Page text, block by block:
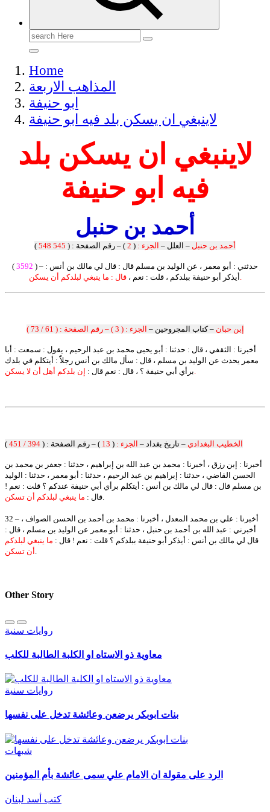
Search
for:
Home
المذاهب الاربعة
ابو حنيفة
لاينبغي ان يسكن بلد فيه ابو حنيفة
لاينبغي ان يسكن بلد
فيه ابو حنيفة
أحمد بن حنبل
أحمد بن حنبل – العلل – الجزء : (
2 ) – رقم الصفحة : ( 545
548
)
( 3592 ) – حدثني : أبو معمر ، عن الوليد بن مسلم قال : قال لي مالك بن أنس :
أيذكر أبو حنيفة ببلدكم ، قلت : نعم ،قال : ما ينبغي لبلدكم أن يسكن.
إبن حبان – كتاب المجروحين – الجزء : ( 3 ) – رقم الصفحة : ( 61 / 73 )
أخبرنا : الثقفي ، قال : حدثنا : أبو يحيى محمد بن عبد الرحيم ، يقول : سمعت : أبا
معمر يحدث عن الوليد بن مسلم ، قال : سأل مالك بن أنس رجلاًً : أيتكلم في بلدك
برأي أبي حنيفة ؟ ، قال : نعم قال :إن بلدكم أهل أن لا يسكن.
الخطيب البغدادي – تاريخ بغداد – الجزء : (
13 ) – رقم الصفحة : ( 394 / 451
)
أخبرنا : إبن رزق ، أخبرنا : محمد بن عبد الله بن إبراهيم ، حدثنا : جعفر بن محمد بن
الحسن القاضي ، حدثنا : إبراهيم بن عبد الرحيم ، حدثنا : أبو معمر ، حدثنا : الوليد
بن مسلم قال : قال لي مالك بن أنس : أيتكلم برأي أبي حنيفة عندكم ؟ قلت : نعم !
قال : ما ينبغي لبلدكم أن تسكن .
32 – أخبرنا : علي بن محمد المعدل ، أخبرنا : محمد بن أحمد بن الحسن الصواف ،
أخبرني : عبد الله بن أحمد بن حنبل ، حدثنا : أبو معمر عن الوليد بن مسلم ، قال :
قال لي مالك بن أنس : أيذكر أبو حنيفة ببلدكم ؟ قلت : نعم ! قال : ما ينبغي لبلدكم
أن تسكن.
Other Story
روايات سنية
معاوية ذو الاستاه او الكلبة الطالبة للكلب
روايات سنية
بنات ابوبكر يرضعن وعائشة تدخل على نفسها
شبهات
الرد على مقولة ان الامام علي سمى عائشة بأم المؤمنين
كتب أسد لبنان